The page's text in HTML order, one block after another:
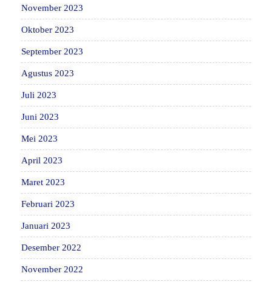
November 2023
Oktober 2023
September 2023
Agustus 2023
Juli 2023
Juni 2023
Mei 2023
April 2023
Maret 2023
Februari 2023
Januari 2023
Desember 2022
November 2022